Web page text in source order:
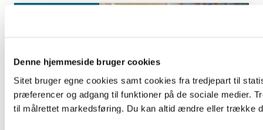
Denne hjemmeside bruger cookies
Sitet bruger egne cookies samt cookies fra tredjepart til
præferencer og adgang til funktioner på de sociale medier.
til målrettet markedsføring. Du kan altid ændre eller trække